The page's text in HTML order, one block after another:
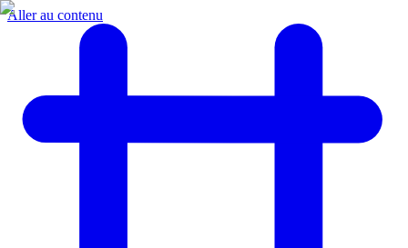
Aller au contenu